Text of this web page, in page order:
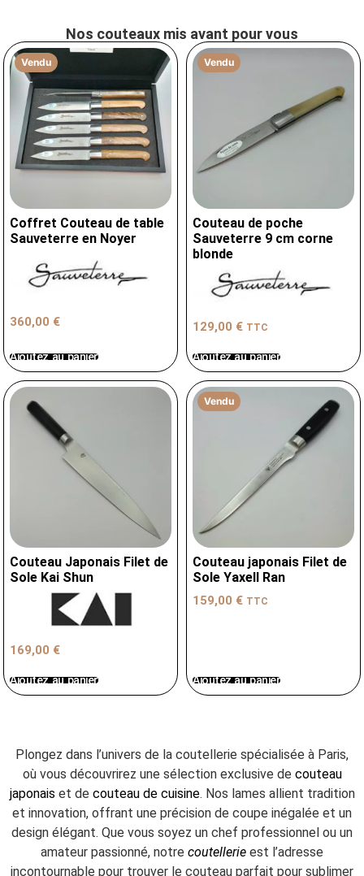
Nos couteaux mis avant pour vous
Vendu
Coffret Couteau de table
Sauveterre en Noyer
360,00 €
Ajoutez au panier
Vendu
Couteau de poche
Sauveterre 9 cm corne
blonde
129,00 € TTC
Ajoutez au panier
Couteau Japonais Filet de
Sole Kai Shun
169,00 €
Ajoutez au panier
Vendu
Couteau japonais Filet de
Sole Yaxell Ran
159,00 € TTC
Ajoutez au panier
Plongez dans l’univers de la coutellerie spécialisée à Paris,
où vous découvrirez une sélection exclusive de couteau
japonais et de couteau de cuisine. Nos lames allient tradition
et innovation, offrant une précision de coupe inégalée et un
design élégant. Que vous soyez un chef professionnel ou un
amateur passionné, notre coutellerie est l’adresse
incontournable pour trouver le couteau parfait pour sublimer